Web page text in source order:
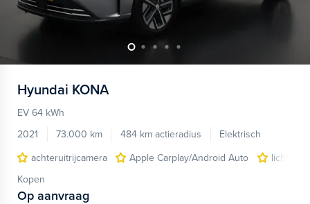
Hyundai KONA
EV 64 kWh
2021
73.000 km 484 km actieradius
Elektrisch
achteruitrijcamera
Apple Carplay/Android Auto
Kopen
Op aanvraag